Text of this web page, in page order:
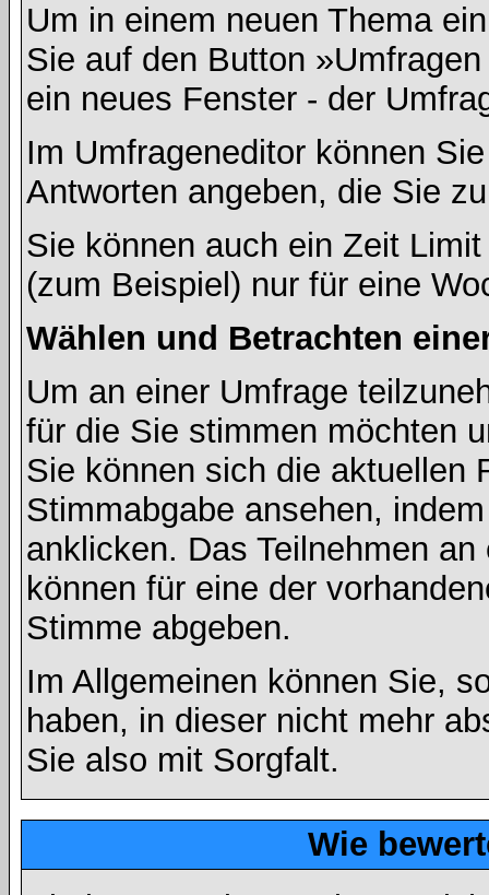
Um in einem neuen Thema
Sie auf den Button
ein neues Fenster - der
Im Umfrageneditor können
Antworten angeben, die Sie
Sie können auch ein Zeit
(zum Beispiel) nur für eine
Wählen und Betrachten
Um an einer Umfrage
für die Sie stimmen möchten
Sie können sich die aktuellen
Stimmabgabe ansehen,
anklicken. Das Teilnehmen
können für eine der
Stimme abgeben.
Im Allgemeinen können Sie,
haben, in dieser nicht mehr
Sie also mit Sorgfalt.
Wie